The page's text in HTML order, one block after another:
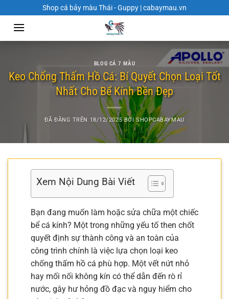
đến
dung
Shop cá bảy màu Thái - Guppy | cabaymau.vn
BLOG CÁ 7 MÀU
Keo Chống Thấm Hồ Cá: Bí Quyết Chọn Loại Tốt
Nhất Cho Bể Kính Bền Đẹp
ĐÃ ĐĂNG TRÊN 18/12/2025 BỞISHOPCABAYMAU
Xem Nội Dung Bài Viết
Bạn đang muốn làm hoặc sửa chữa một chiếc
bể cá kính? Một trong những yếu tố then chốt
quyết định sự thành công và an toàn của
công trình chính là việc lựa chọn loại keo
chống thấm hồ cá phù hợp. Một vết nứt nhỏ
hay mối nối không kín có thể dẫn đến rò rỉ
nước, gây hư hỏng đồ đạc và nguy hiểm cho